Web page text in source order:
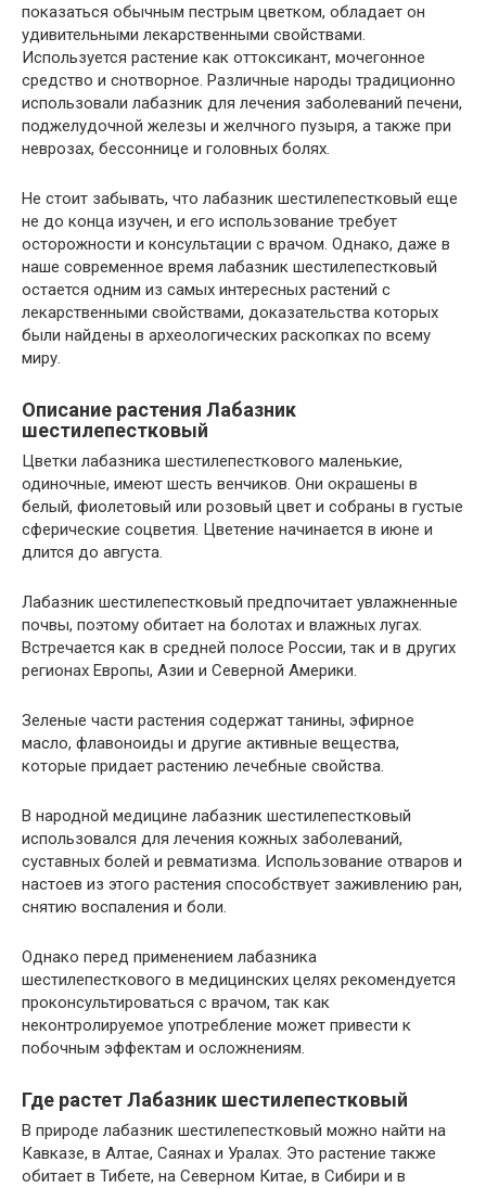
показаться обычным пестрым цветком, обладает он
удивительными лекарственными свойствами.
Используется растение как оттоксикант, мочегонное
средство и снотворное. Различные народы традиционно
использовали лабазник для лечения заболеваний печени,
поджелудочной железы и желчного пузыря, а также при
неврозах, бессоннице и головных болях.
Не стоит забывать, что лабазник шестилепестковый еще
не до конца изучен, и его использование требует
осторожности и консультации с врачом. Однако, даже в
наше современное время лабазник шестилепестковый
остается одним из самых интересных растений с
лекарственными свойствами, доказательства которых
были найдены в археологических раскопках по всему
миру.
Описание растения Лабазник
шестилепестковый
Цветки лабазника шестилепесткового маленькие,
одиночные, имеют шесть венчиков. Они окрашены в
белый, фиолетовый или розовый цвет и собраны в густые
сферические соцветия. Цветение начинается в июне и
длится до августа.
Лабазник шестилепестковый предпочитает увлажненные
почвы, поэтому обитает на болотах и влажных лугах.
Встречается как в средней полосе России, так и в других
регионах Европы, Азии и Северной Америки.
Зеленые части растения содержат танины, эфирное
масло, флавоноиды и другие активные вещества,
которые придает растению лечебные свойства.
В народной медицине лабазник шестилепестковый
использовался для лечения кожных заболеваний,
суставных болей и ревматизма. Использование отваров и
настоев из этого растения способствует заживлению ран,
снятию воспаления и боли.
Однако перед применением лабазника
шестилепесткового в медицинских целях рекомендуется
проконсультироваться с врачом, так как
неконтролируемое употребление может привести к
побочным эффектам и осложнениям.
Где растет Лабазник шестилепестковый
В природе лабазник шестилепестковый можно найти на
Кавказе, в Алтае, Саянах и Уралах. Это растение также
обитает в Тибете, на Северном Китае, в Сибири и в